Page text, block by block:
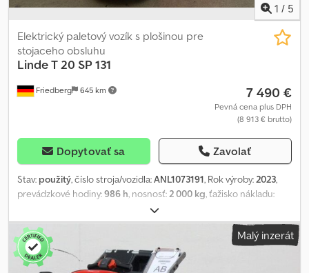
1 / 5
Friedberg 645 km
Elektrický paletový vozík s plošinou pre
stojaceho obsluhu
LindeT 20 SP 131
7 490 €
Pevná cena plus DPH
(8 913 € brutto)
Dopytovať sa Zavolať
Stav: použitý, číslo stroja/vozidla:ANL1073191, Rok výroby: 2023,
prevádzkové hodiny:986 h , nosnosť: 2 000 kg , ťažisko nákladu:
500 Ach
nosiča vidlíc:560 mm, dĺžka vidlíc:1 150 mm, pohotovostná
hmotnosť:
, celková šírka:790 mm,
palivo: elektrina
, - Aquamatic a cirkulácia elektrolytu na batérii -
Vozidlový konektor REMA 160A - Bočná výmena batérie s valčekmi
Malý inzerát